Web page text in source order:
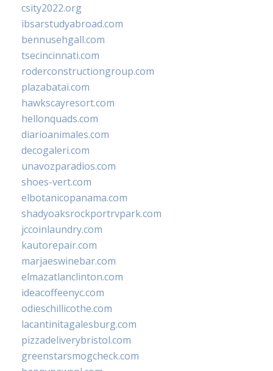
csity2022.org
ibsarstudyabroad.com
bennusehgall.com
tsecincinnati.com
roderconstructiongroup.com
plazabatai.com
hawkscayresort.com
hellonquads.com
diarioanimales.com
decogaleri.com
unavozparadios.com
shoes-vert.com
elbotanicopanama.com
shadyoaksrockportrvpark.com
jccoinlaundry.com
kautorepair.com
marjaeswinebar.com
elmazatlanclinton.com
ideacoffeenyc.com
odieschillicothe.com
lacantinitagalesburg.com
pizzadeliverybristol.com
greenstarsmogcheck.com